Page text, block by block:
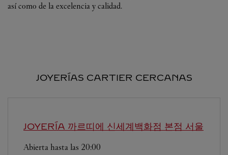
así como de la excelencia y calidad.
JOYERÍAS CARTIER CERCANAS
JOYERÍA 까르띠에 신세계백화점 본점 서울
Abierta hasta las 20:00